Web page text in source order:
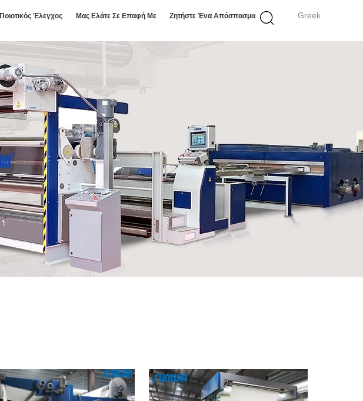
Greek
Ποιοτικός Έλεγχος Μας Ελάτε Σε Επαφή Με Ζητήστε Ένα Απόσπασμα